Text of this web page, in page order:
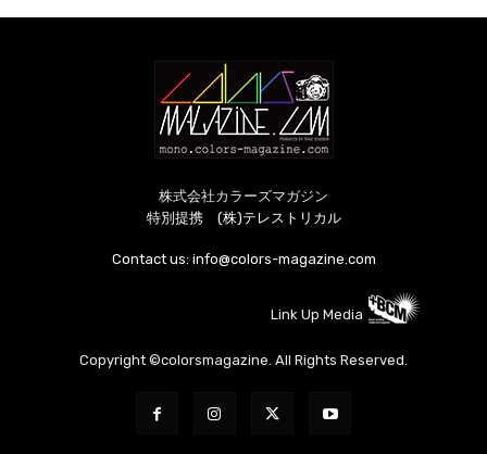
株式会社カラーズマガジン
特別提携 (株)テレストリカル
Contact us: info@colors-magazine.com
Link Up Media
Copyright ©colorsmagazine. All Rights Reserved.